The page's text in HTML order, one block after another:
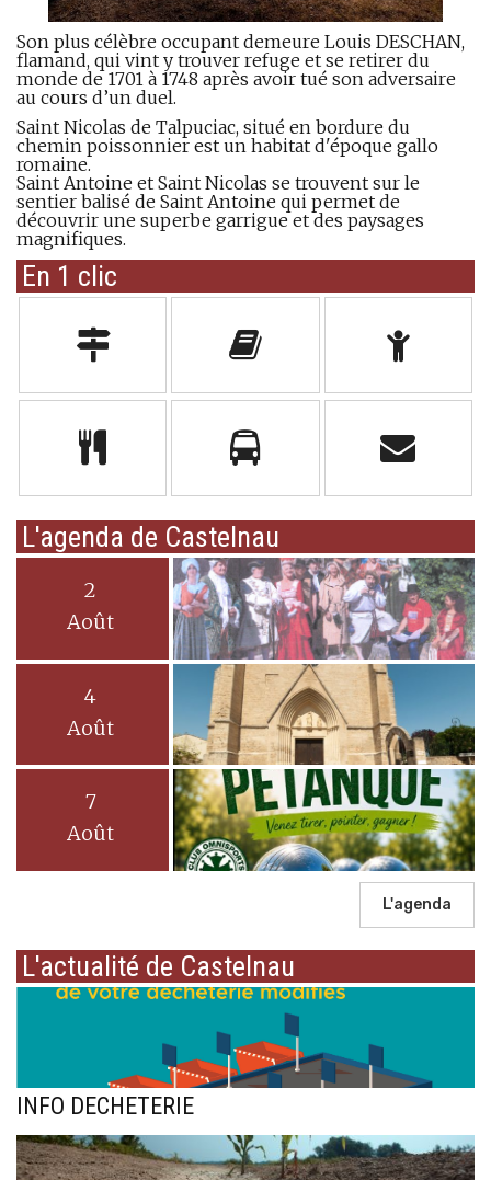
Son plus célèbre occupant demeure Louis DESCHAN,
flamand, qui vint y trouver refuge et se retirer du
monde de 1701 à 1748 après avoir tué son adversaire
au cours d’un duel.
Saint Nicolas de Talpuciac, situé en bordure du
chemin poissonnier est un habitat d'époque gallo
romaine.
Saint Antoine et Saint Nicolas se trouvent sur le
sentier balisé de Saint Antoine qui permet de
découvrir une superbe garrigue et des paysages
magnifiques.
En 1 clic
L'agenda de Castelnau
2
Août
4
Août
7
Août
L'agenda
L'actualité de Castelnau
INFO DECHETERIE